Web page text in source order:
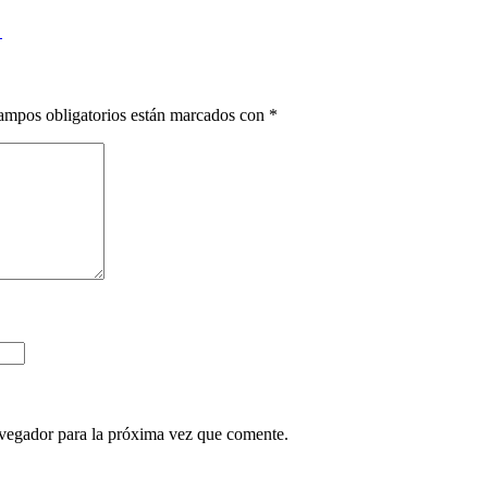
obligatorios están marcados con *
para la próxima vez que comente.